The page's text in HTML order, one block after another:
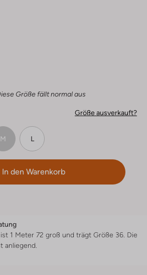
Größe fällt normal aus
Größe ausverkauft?
M L
In den Warenkorb
1 Meter 72 groß und trägt Größe 36. Die
anliegend